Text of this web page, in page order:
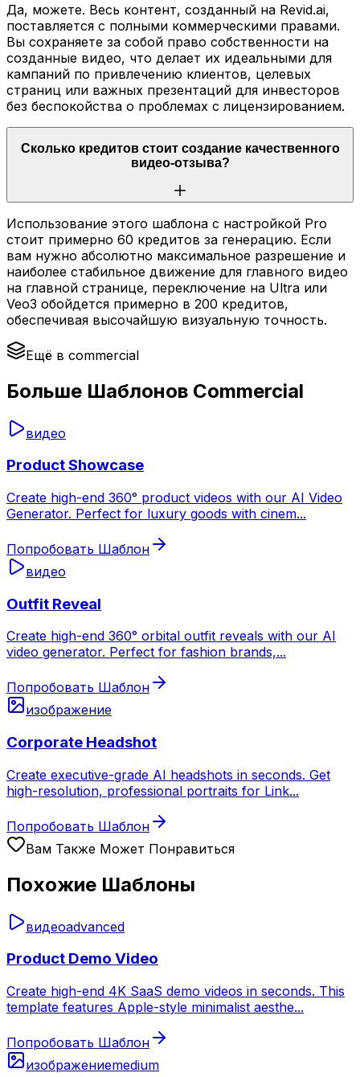
Да, можете. Весь контент, созданный на Revid.ai,
поставляется с полными коммерческими правами.
Вы сохраняете за собой право собственности на
созданные видео, что делает их идеальными для
кампаний по привлечению клиентов, целевых
страниц или важных презентаций для инвесторов
без беспокойства о проблемах с лицензированием.
Сколько кредитов стоит создание качественного
видео-отзыва?
Использование этого шаблона с настройкой Pro
стоит примерно 60 кредитов за генерацию. Если
вам нужно абсолютно максимальное разрешение и
наиболее стабильное движение для главного видео
на главной странице, переключение на Ultra или
Veo3 обойдется примерно в 200 кредитов,
обеспечивая высочайшую визуальную точность.
Ещё в commercial
Больше Шаблонов Commercial
видео
Product Showcase
Create high-end 360° product videos with our AI Video
Generator. Perfect for luxury goods with cinem...
Попробовать Шаблон
видео
Outfit Reveal
Create high-end 360° orbital outfit reveals with our AI
video generator. Perfect for fashion brands,...
Попробовать Шаблон
изображение
Corporate Headshot
Create executive-grade AI headshots in seconds. Get
high-resolution, professional portraits for Link...
Попробовать Шаблон
Вам Также Может Понравиться
Похожие Шаблоны
видеоadvanced
Product Demo Video
Create high-end 4K SaaS demo videos in seconds. This
template features Apple-style minimalist aesthe...
Попробовать Шаблон
изображениеmedium